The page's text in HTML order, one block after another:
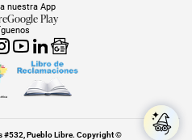
nuestra App
Google Play
#532, Pueblo Libre. Copyright ©